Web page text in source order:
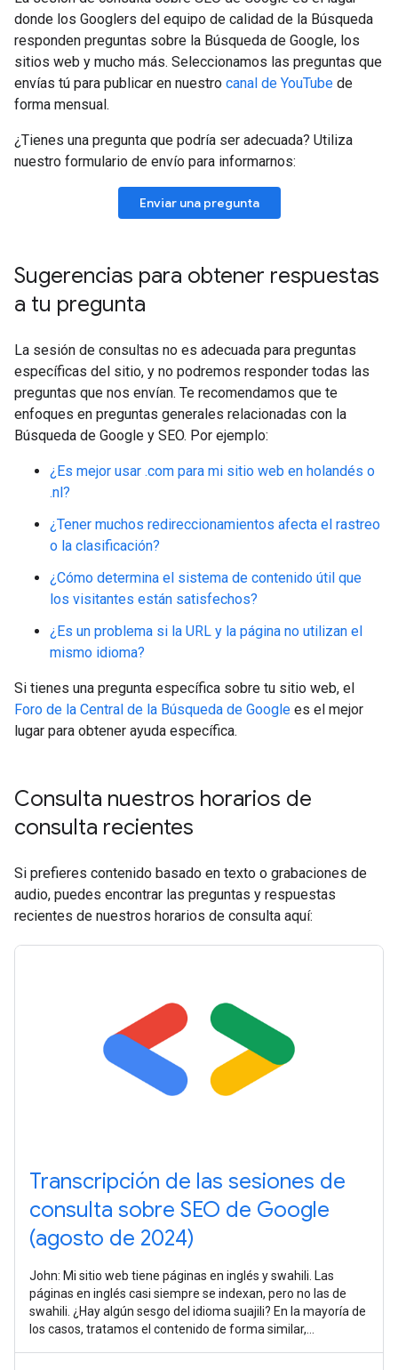
donde los Googlers del equipo de calidad de la Búsqueda
responden preguntas sobre la Búsqueda de Google, los
sitios web y mucho más. Seleccionamos las preguntas que
envías tú para publicar en nuestro canal de YouTube de
forma mensual.
¿Tienes una pregunta que podría ser adecuada? Utiliza
nuestro formulario de envío para informarnos:
Enviar una pregunta
Sugerencias para obtener respuestas
a tu pregunta
La sesión de consultas no es adecuada para preguntas
específicas del sitio, y no podremos responder todas las
preguntas que nos envían. Te recomendamos que te
enfoques en preguntas generales relacionadas con la
Búsqueda de Google y SEO. Por ejemplo:
¿Es mejor usar .com para mi sitio web en holandés o
.nl?
¿Tener muchos redireccionamientos afecta el rastreo
o la clasificación?
¿Cómo determina el sistema de contenido útil que
los visitantes están satisfechos?
¿Es un problema si la URL y la página no utilizan el
mismo idioma?
Si tienes una pregunta específica sobre tu sitio web, el
Foro de la Central de la Búsqueda de Google es el mejor
lugar para obtener ayuda específica.
Consulta nuestros horarios de
consulta recientes
Si prefieres contenido basado en texto o grabaciones de
audio, puedes encontrar las preguntas y respuestas
recientes de nuestros horarios de consulta aquí:
Transcripción de las sesiones de
consulta sobre SEO de Google
(agosto de 2024)
John: Mi sitio web tiene páginas en inglés y swahili. Las
páginas en inglés casi siempre se indexan, pero no las de
swahili. ¿Hay algún sesgo del idioma suajili? En la mayoría de
los casos, tratamos el contenido de forma similar,